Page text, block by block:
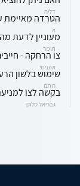
דליה
הטרדה מאיימת
א
מעוניין לדעת
תומר
צו הרחקה -
אנונימי
שימוש בלשון
רותם
בקשה לצו
גבריאל סלוק